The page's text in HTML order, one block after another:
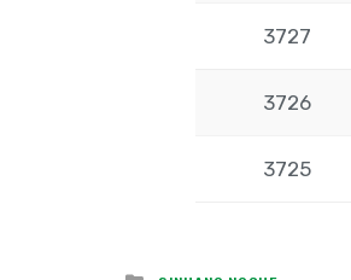
3727
3726
3725